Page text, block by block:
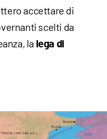
accettare di
scelti da
la lega di